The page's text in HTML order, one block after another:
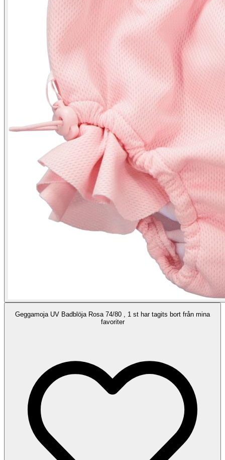
Geggamoja UV Badblöja Rosa 74/80 , 1 st har tagits bort från mina
favoriter